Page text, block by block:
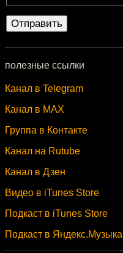
полезные ссылки
Канал в Telegram
Канал в MAX
Группа в Контакте
Канал на Rutube
Канал в Дзен
Видео в iTunes Store
Подкаст в iTunes Store
Подкаст в Яндекс.Музыка